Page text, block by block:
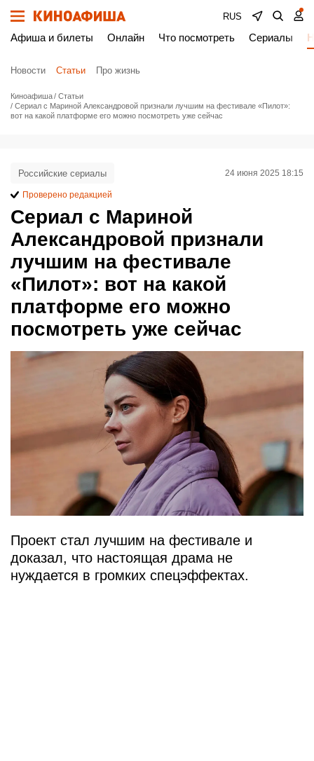
RUS
Афиша и билеты Онлайн Что посмотреть Сериалы
Новости Статьи Про жизнь
Киноафиша
Статьи
Сериал с Мариной Александровой признали лучшим на фестивале «Пилот»:
вот на какой платформе его можно посмотреть уже сейчас
Сериал с Мариной
Александровой признали
лучшим на фестивале
«Пилот»: вот на какой
платформе его можно
посмотреть уже сейчас
Российские сериалы 24 июня 2025 18:15
Проверено редакцией
Проект стал лучшим на фестивале и
доказал, что настоящая драма не
нуждается в громких спецэффектах.